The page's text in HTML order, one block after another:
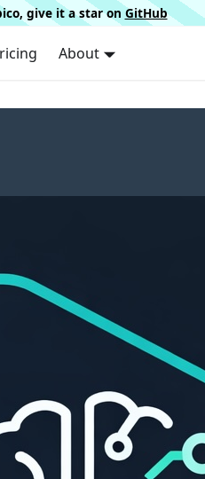
give it a star on GitHub
About